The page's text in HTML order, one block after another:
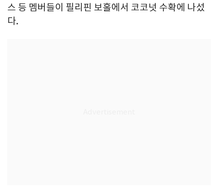
스 등 멤버들이 필리핀 보홀에서 코코넛 수확에 나섰
다.